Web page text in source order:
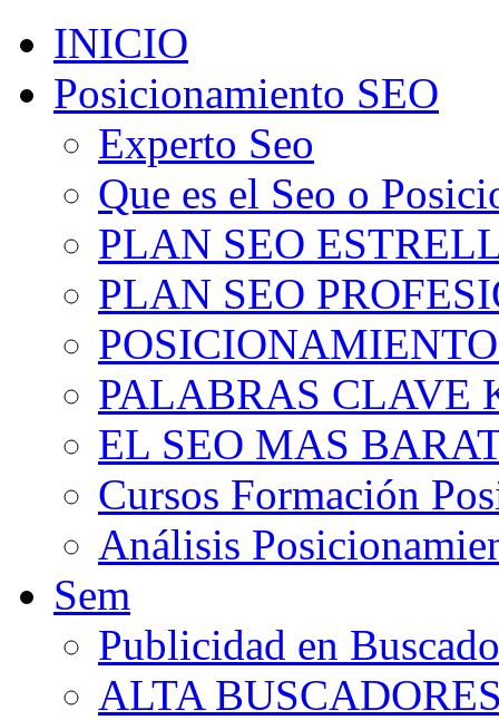
INICIO
Posicionamiento SEO
Experto Seo
Que es el Seo o
PLAN SEO
PLAN SEO
PALABRAS CLAVE
EL SEO MAS
Cursos Formación
Análisis
Sem
Publicidad en
ALTA